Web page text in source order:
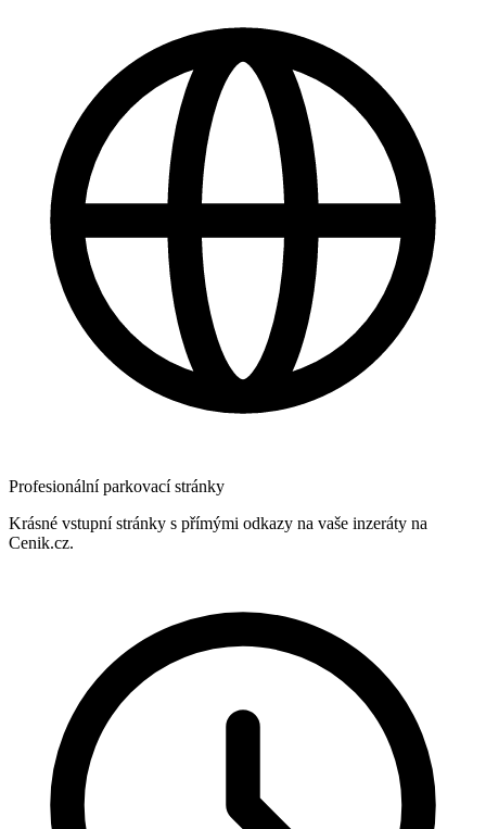
Profesionální parkovací stránky
Krásné vstupní stránky s přímými odkazy na vaše inzeráty na
Cenik.cz.